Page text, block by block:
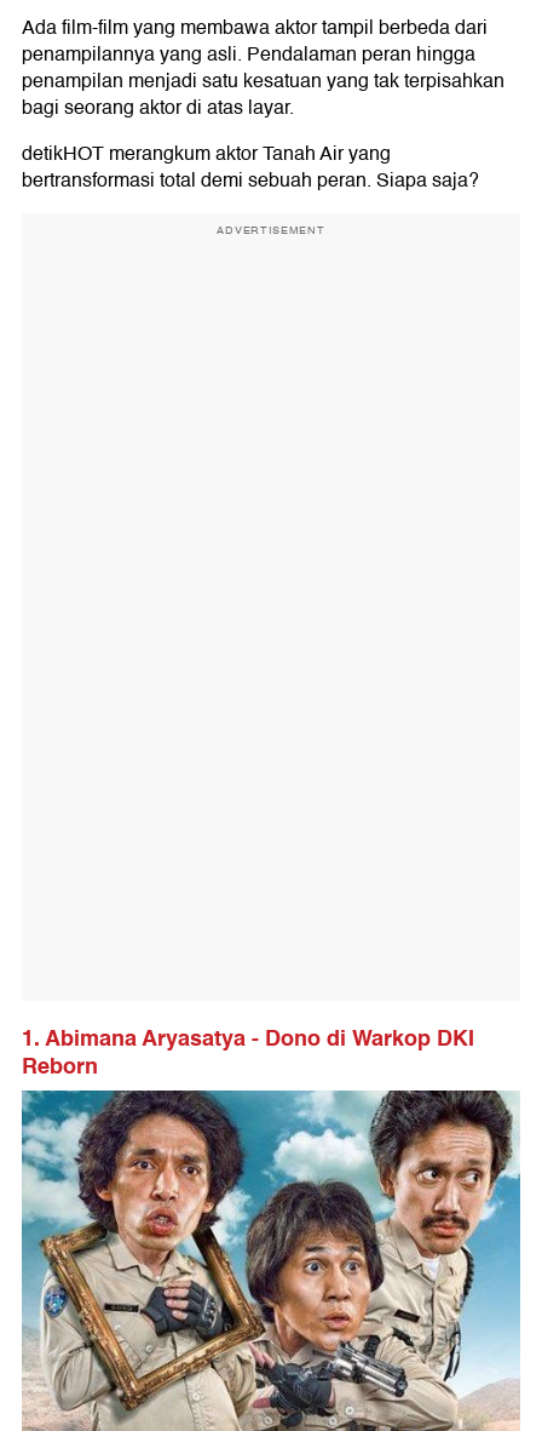
Ada film-film yang membawa aktor tampil berbeda dari
penampilannya yang asli. Pendalaman peran hingga
penampilan menjadi satu kesatuan yang tak terpisahkan
bagi seorang aktor di atas layar.
detikHOT merangkum aktor Tanah Air yang
bertransformasi total demi sebuah peran. Siapa saja?
ADVERTISEMENT
1. Abimana Aryasatya - Dono di Warkop DKI
Reborn